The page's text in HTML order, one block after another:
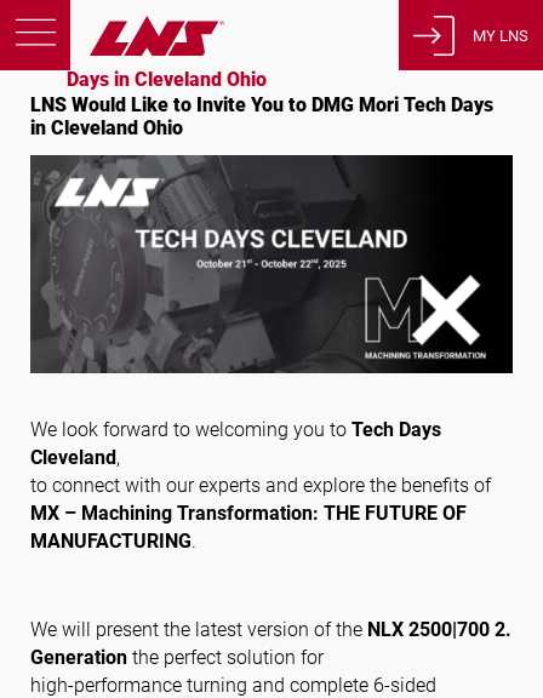
Startseite
Ereignisse
LNS Would Like to Invite You to DMG Mori Tech
Days in Cleveland Ohio
LNS Would Like to Invite You to DMG Mori Tech Days
in Cleveland Ohio
We look forward to welcoming you to Tech Days
Cleveland,
to connect with our experts and explore the benefits of
MX – Machining Transformation: THE FUTURE OF
MANUFACTURING.
We will present the latest version of the NLX 2500|700 2.
Generationthe perfect solution for
high-performance turning and complete 6-sided
Produkte
Support
Bildung
Über uns
Karriere
Kontakt
Datenschutzbestimmungen
Vereinigte Staaten von Amerika
Deutsch
Folgen Sie uns
MY LNS